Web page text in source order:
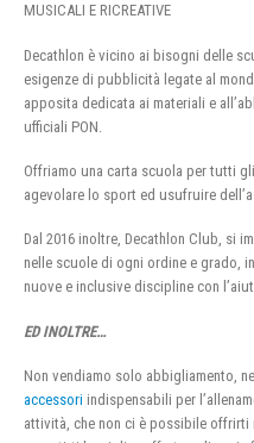
MUSICALI E RICREATIVE
Decathlon è vicino ai bisogni delle
esigenze di pubblicità legate al
apposita dedicata ai materiali e
ufficiali PON.
Offriamo una carta scuola per tutti
agevolare lo sport ed usufruire
Dal 2016 inoltre, Decathlon Club, si
nelle scuole di ogni ordine e grado,
nuove e inclusive discipline con
ED INOLTRE…
Non vendiamo solo abbigliamento,
accessori indispensabili per
attività, che non ci è possibile offrirti